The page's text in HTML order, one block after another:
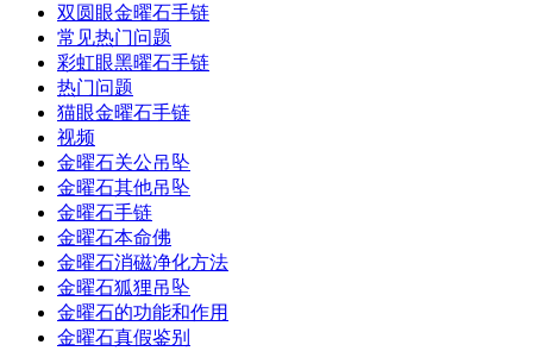
双圆眼金曜石手链
常见热门问题
彩虹眼黑曜石手链
热门问题
猫眼金曜石手链
视频
金曜石关公吊坠
金曜石其他吊坠
金曜石手链
金曜石本命佛
金曜石消磁净化方法
金曜石狐狸吊坠
金曜石的功能和作用
金曜石真假鉴别